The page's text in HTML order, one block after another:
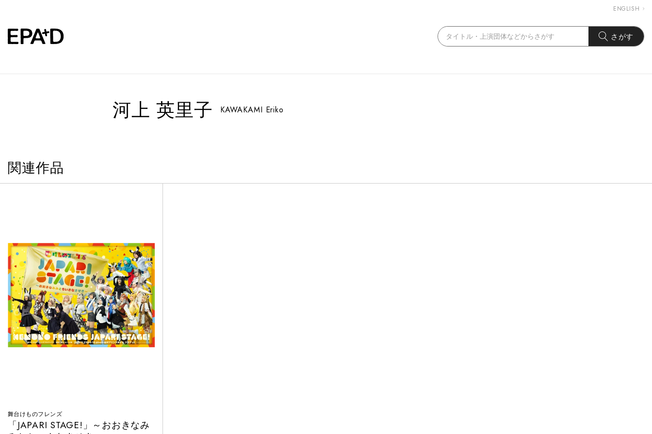
ENGLISH
さがす
河上 英里子 KAWAKAMI Eriko
関連作品
舞台けものフレンズ
「JAPARI STAGE!」～おおきなみ